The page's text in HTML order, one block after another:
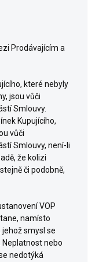
Prodávajícím a
které nebyly
jsou vůči
Smlouvy.
Kupujícího,
vůči
Smlouvy, není-li
že kolizi
či podobně,
VOP
namísto
smysl se
nebo
nedotýká